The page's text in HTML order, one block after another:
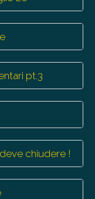
pt.3
chiudere !